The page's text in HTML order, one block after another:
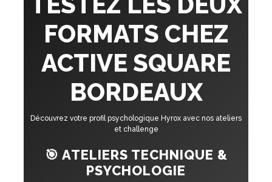
FORMATS CHEZ
ACTIVE SQUARE
BORDEAUX
Découvrez votre profil psychologique Hyrox avec nos ateliers
et challenge
🎯 ATELIERS TECHNIQUE &
PSYCHOLOGIE